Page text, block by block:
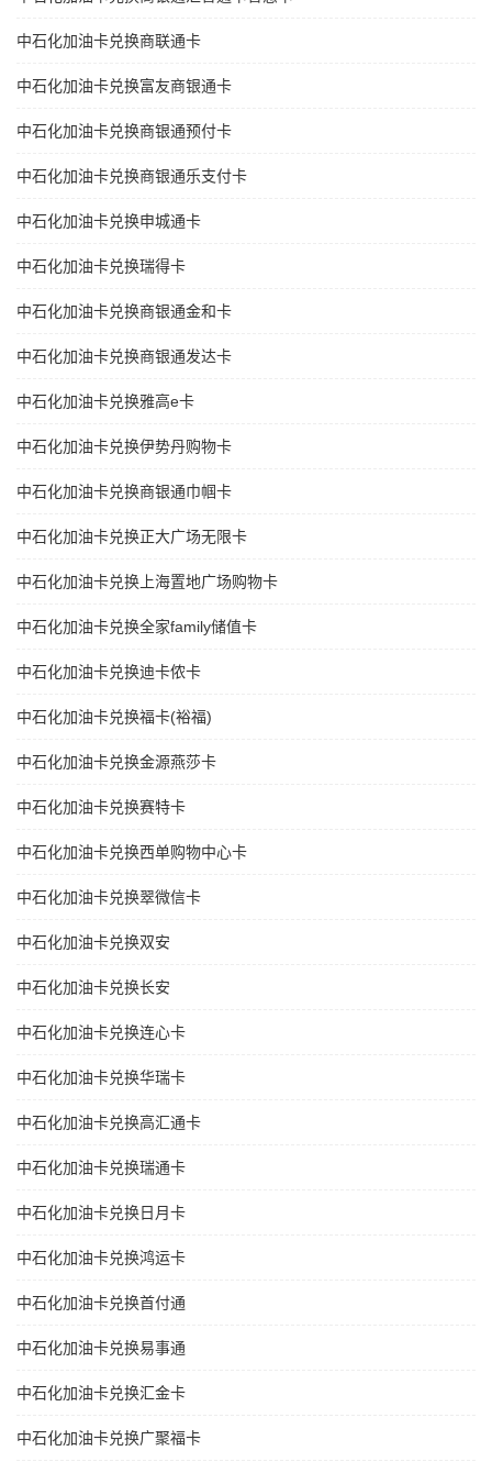
中石化加油卡兑换商联通卡
中石化加油卡兑换富友商银通卡
中石化加油卡兑换商银通预付卡
中石化加油卡兑换商银通乐支付卡
中石化加油卡兑换申城通卡
中石化加油卡兑换瑞得卡
中石化加油卡兑换商银通金和卡
中石化加油卡兑换商银通发达卡
中石化加油卡兑换雅高e卡
中石化加油卡兑换伊势丹购物卡
中石化加油卡兑换商银通巾帼卡
中石化加油卡兑换正大广场无限卡
中石化加油卡兑换上海置地广场购物卡
中石化加油卡兑换全家family储值卡
中石化加油卡兑换迪卡侬卡
中石化加油卡兑换福卡(裕福)
中石化加油卡兑换金源燕莎卡
中石化加油卡兑换赛特卡
中石化加油卡兑换西单购物中心卡
中石化加油卡兑换翠微信卡
中石化加油卡兑换双安
中石化加油卡兑换长安
中石化加油卡兑换连心卡
中石化加油卡兑换华瑞卡
中石化加油卡兑换高汇通卡
中石化加油卡兑换瑞通卡
中石化加油卡兑换日月卡
中石化加油卡兑换鸿运卡
中石化加油卡兑换首付通
中石化加油卡兑换易事通
中石化加油卡兑换汇金卡
中石化加油卡兑换广聚福卡